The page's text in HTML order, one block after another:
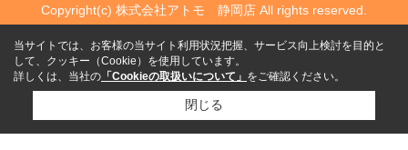
Copyright(c) 株式会社アトモ 静岡店 All rights reserved.
当サイトでは、お客様の当サイト利用状況把握、サービス向上検討を目的と
して、クッキー（Cookie）を使用しています。
詳しくは、当社の 「Cookieの取扱いについて」 をご確認ください。
閉じる